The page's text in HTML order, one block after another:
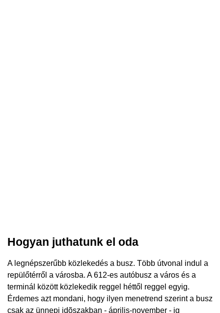
Hogyan juthatunk el oda
A legnépszerűbb közlekedés a busz. Több útvonal indul a
repülőtérről a városba. A 612-es autóbusz a város és a
terminál között közlekedik reggel héttől reggel egyig.
Érdemes azt mondani, hogy ilyen menetrend szerint a busz
csak az ünnepi idõszakban - április-november - ig